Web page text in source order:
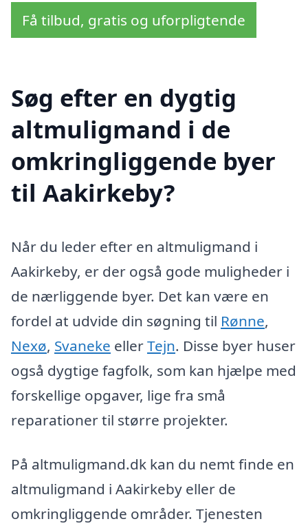
Få tilbud, gratis og uforpligtende
Søg efter en dygtig
altmuligmand i de
omkringliggende byer
til Aakirkeby?
Når du leder efter en altmuligmand i
Aakirkeby, er der også gode muligheder i
de nærliggende byer. Det kan være en
fordel at udvide din søgning til Rønne,
Nexø, Svaneke ellerTejn. Disse byer huser
også dygtige fagfolk, som kan hjælpe med
forskellige opgaver, lige fra små
reparationer til større projekter.
På altmuligmand.dk kan du nemt finde en
altmuligmand i Aakirkeby eller de
omkringliggende områder. Tjenesten